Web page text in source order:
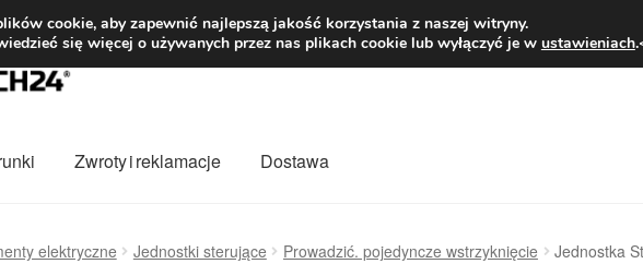
DOSTAWA od 31 zł Pn.-
Zwroty i reklamacje Dostawa
elektryczne Jednostki sterujące Prowadzić. pojedyncze wstrzyknięcie
Jednostka
cookie, aby zapewnić najlepszą jakość korzystania z naszej witryny.
się więcej o używanych przez nas plikach cookie lub wyłączyć je w ustawieniach